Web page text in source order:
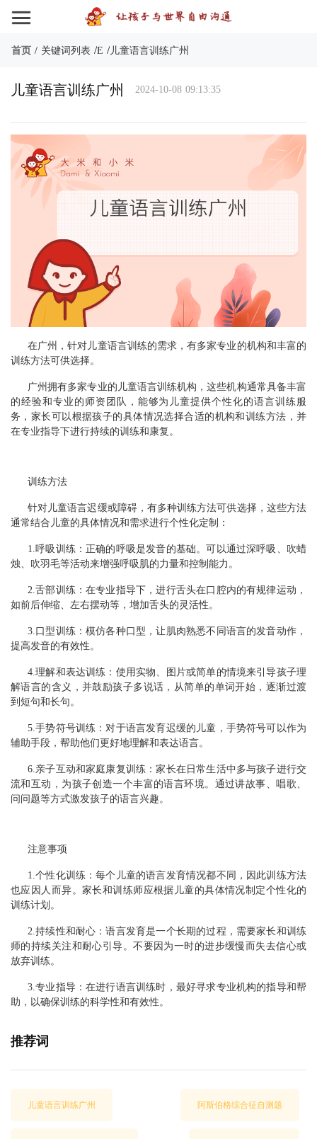
首页 / 关键词列表 /E /儿童语言训练广州
儿童语言训练广州 2024-10-08 09:13:35
在广州，针对儿童语言训练的需求，有多家专业的机构和丰富的
训练方法可供选择。
广州拥有多家专业的儿童语言训练机构，这些机构通常具备丰富
的经验和专业的师资团队，能够为儿童提供个性化的语言训练服
务，家长可以根据孩子的具体情况选择合适的机构和训练方法，并
在专业指导下进行持续的训练和康复。
训练方法
针对儿童语言迟缓或障碍，有多种训练方法可供选择，这些方法
通常结合儿童的具体情况和需求进行个性化定制：
1.呼吸训练：正确的呼吸是发音的基础。可以通过深呼吸、吹蜡
烛、吹羽毛等活动来增强呼吸肌的力量和控制能力。
2.舌部训练：在专业指导下，进行舌头在口腔内的有规律运动，
如前后伸缩、左右摆动等，增加舌头的灵活性。
3.口型训练：模仿各种口型，让肌肉熟悉不同语言的发音动作，
提高发音的有效性。
4.理解和表达训练：使用实物、图片或简单的情境来引导孩子理
解语言的含义，并鼓励孩子多说话，从简单的单词开始，逐渐过渡
到短句和长句。
5.手势符号训练：对于语言发育迟缓的儿童，手势符号可以作为
辅助手段，帮助他们更好地理解和表达语言。
6.亲子互动和家庭康复训练：家长在日常生活中多与孩子进行交
流和互动，为孩子创造一个丰富的语言环境。通过讲故事、唱歌、
问问题等方式激发孩子的语言兴趣。
注意事项
1.个性化训练：每个儿童的语言发育情况都不同，因此训练方法
也应因人而异。家长和训练师应根据儿童的具体情况制定个性化的
训练计划。
2.持续性和耐心：语言发育是一个长期的过程，需要家长和训练
师的持续关注和耐心引导。不要因为一时的进步缓慢而失去信心或
放弃训练。
3.专业指导：在进行语言训练时，最好寻求专业机构的指导和帮
助，以确保训练的科学性和有效性。
推荐词
儿童语言训练广州 阿斯伯格综合征自测题